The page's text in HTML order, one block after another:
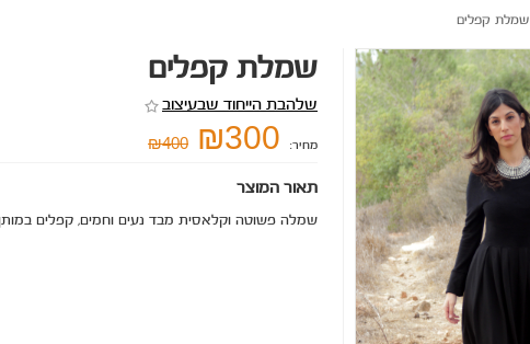
שמלת קפלים
שמלת קפלים
שלהבת הייחוד שבעיצוב
מחיר: ₪300
₪400
תאור המוצר
שמלה פשוטה וקלאסית מבד נעים וחמים, קפלים